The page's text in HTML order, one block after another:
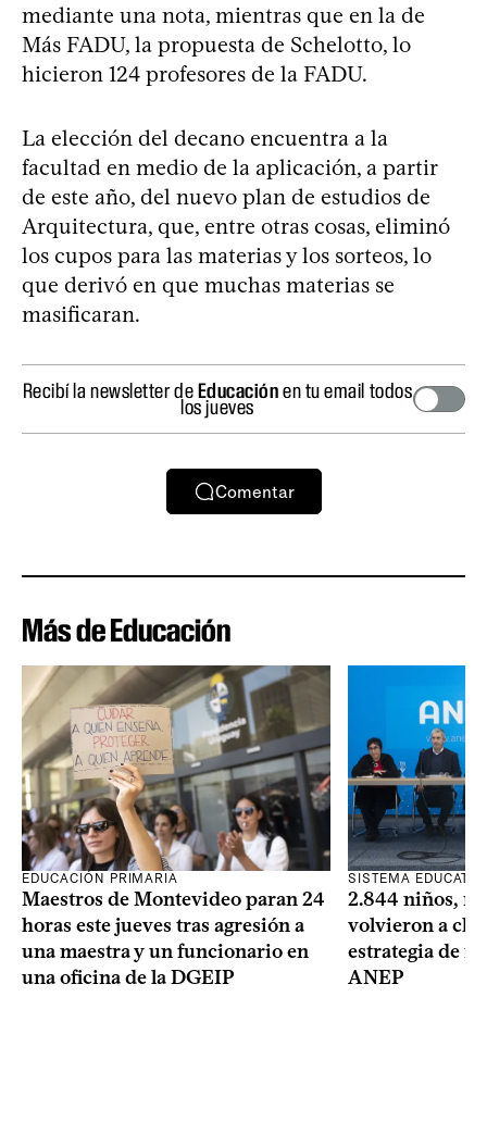
mediante una nota, mientras que en la de
Más FADU, la propuesta de Schelotto, lo
hicieron 124 profesores de la FADU.
La elección del decano encuentra a la
facultad en medio de la aplicación, a partir
de este año, del nuevo plan de estudios de
Arquitectura, que, entre otras cosas, eliminó
los cupos para las materias y los sorteos, lo
que derivó en que muchas materias se
masificaran.
Recibí la newsletter deEducaciónen tu email todos
los jueves
Comentar
Más de Educación
EDUCACIÓN PRIMARIA
Maestros de Montevideo paran 24
horas este jueves tras agresión a
una maestra y un funcionario en
una oficina de la DGEIP
SISTEMA
2.844 niños,
volvieron a
estrategia de
ANEP